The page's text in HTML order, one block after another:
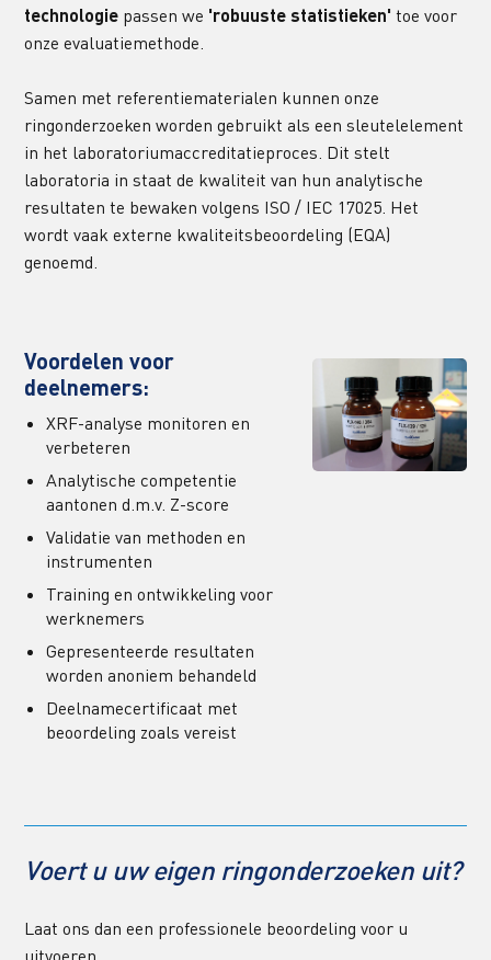
technologie passen we 'robuuste statistieken' toe voor
onze evaluatiemethode.
Samen met referentiematerialen kunnen onze
ringonderzoeken worden gebruikt als een sleutelelement
in het laboratoriumaccreditatieproces. Dit stelt
laboratoria in staat de kwaliteit van hun analytische
resultaten te bewaken volgens ISO / IEC 17025. Het
wordt vaak externe kwaliteitsbeoordeling (EQA)
genoemd.
Voordelen voor
deelnemers:
XRF-analyse monitoren en
verbeteren
Analytische competentie
aantonen d.m.v. Z-score
Validatie van methoden en
instrumenten
Training en ontwikkeling voor
werknemers
Gepresenteerde resultaten
worden anoniem behandeld
Deelnamecertificaat met
beoordeling zoals vereist
Voert u uw eigen ringonderzoeken uit?
Laat ons dan een professionele beoordeling voor u
uitvoeren.